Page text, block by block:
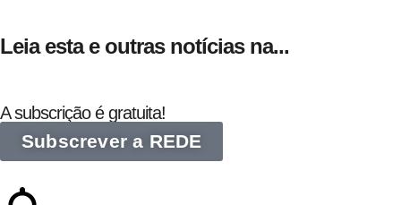
Leia esta e outras notícias na...
A subscrição é gratuita!
Subscrever a REDE